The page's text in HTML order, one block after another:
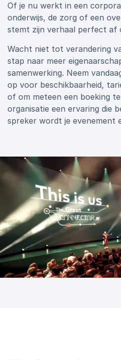
Of je nu werkt in een
onderwijs, de zorg of een
stemt zijn verhaal perfect af
Wacht niet tot verandering
stap naar meer
samenwerking. Neem
op voor beschikbaarheid,
of om meteen een boeking
organisatie een ervaring die
spreker wordt je evenement